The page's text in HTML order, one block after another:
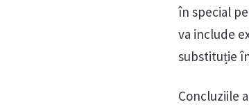
în special
va include
substituție
Concluziile